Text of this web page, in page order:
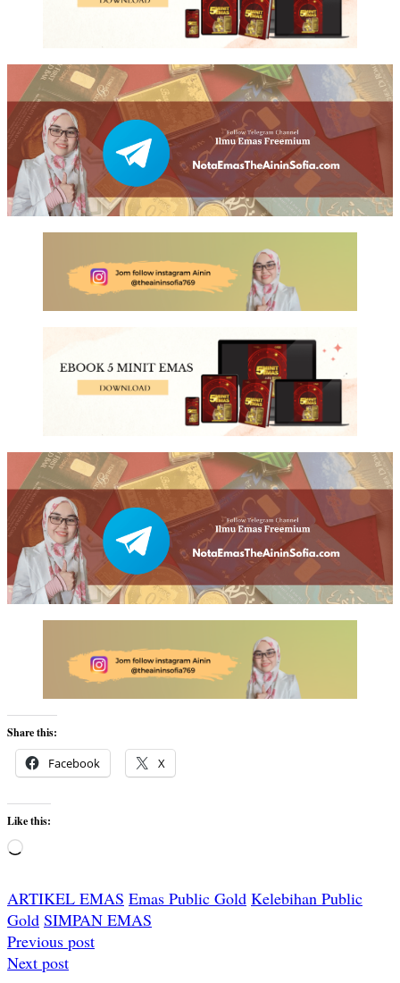
Share this:
Facebook X
Like this:
Loading…
ARTIKEL EMAS Emas Public Gold Kelebihan Public
Gold SIMPAN EMAS
Post
navigation
Previous post
Next post